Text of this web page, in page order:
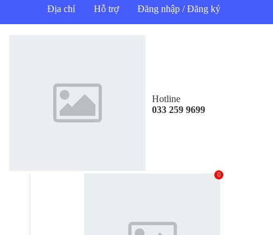
Địa chỉ Hỗ trợ Đăng nhập / Đăng ký
Hotline
033 259 9699
0